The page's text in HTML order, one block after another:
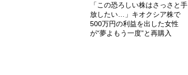
「この恐ろしい株はさっさと手
放したい…」キオクシア株で
500万円の利益を出した女性
が“夢よもう一度”と再購入